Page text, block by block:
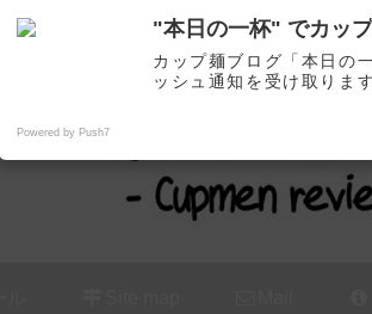
カップ麺の新商品をレビ
"本日の一杯" でカッ
カップ麺ブログ「本日
ッシュ通知を受け取りま
Powered by Push7